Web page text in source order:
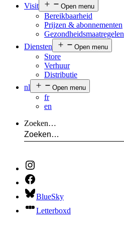
Visit
Open menu
Bereikbaarheid
Prijzen & abonnementen
Gezondheidsmaatregelen
Diensten
Open menu
Store
Verhuur
Distributie
nl
Open menu
fr
en
Zoeken…
BlueSky
Letterboxd